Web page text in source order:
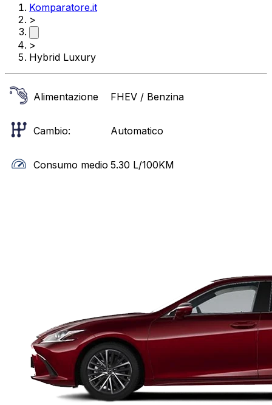
Komparatore.it
>
>
Hybrid Luxury
Alimentazione FHEV / Benzina
Cambio: Automatico
Consumo medio 5.30 L/100KM